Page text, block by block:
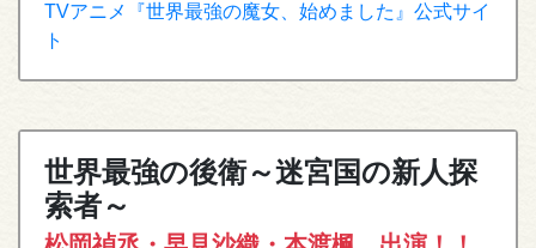
TVアニメ『世界最強の魔女、始めました』公式サイ
ト
世界最強の後衛～迷宮国の新人探
索者～